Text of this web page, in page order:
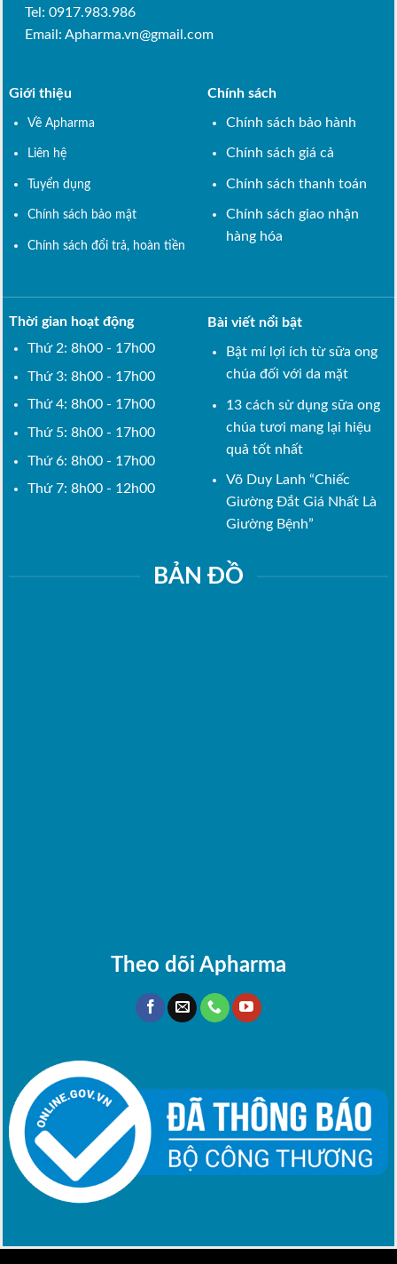
Tel: 0917.983.986
Email:Apharma.vn@gmail.com
Giới thiệu
Về Apharma
Liên hệ
Tuyển dụng
Chính sách bảo mật
Chính sách đổi trả, hoàn tiền
Chính sách
Chính sách bảo hành
Chính sách giá cả
Chính sách thanh toán
Chính sách giao nhận
hàng hóa
Thời gian hoạt động
Thứ 2: 8h00 - 17h00
Thứ 3: 8h00 - 17h00
Thứ 4: 8h00 - 17h00
Thứ 5: 8h00 - 17h00
Thứ 6: 8h00 - 17h00
Thứ 7: 8h00 - 12h00
Bài viết nổi bật
Bật mí lợi ích từ sữa ong
chúa đối với da mặt
13 cách sử dụng sữa ong
chúa tươi mang lại hiệu
quả tốt nhất
Võ Duy Lanh “Chiếc
Giường Đắt Giá Nhất Là
Giường Bệnh”
BẢN ĐỒ
Theo dõi Apharma